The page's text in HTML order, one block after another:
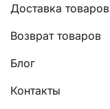
Доставка товаров
Возврат товаров
Блог
Контакты